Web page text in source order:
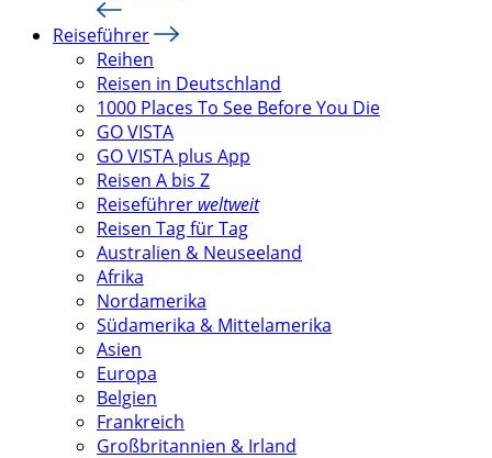
Reiseführer
Reihen
Reisen in Deutschland
1000 Places To See Before You Die
GO VISTA
GO VISTA plus App
Reisen A bis Z
Reiseführer weltweit
Reisen Tag für Tag
Australien & Neuseeland
Afrika
Nordamerika
Südamerika & Mittelamerika
Asien
Europa
Belgien
Frankreich
Großbritannien & Irland